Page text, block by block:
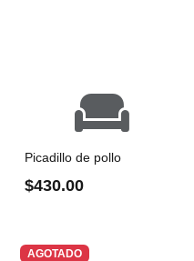
Picadillo de pollo
$430.00
AGOTADO